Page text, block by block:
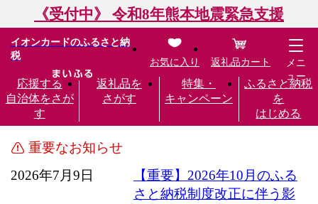
《受付中》 令和8年熊本地震緊急支援
イオンカードのふるさと納
税
応援する
自治体をさが
す
返礼品を
さがす
特集・
キャンペーン
ふるさと納税
を
はじめる
お気に入り 返礼品カート
メニ
ュー
重要なお知らせ
2026年7月9日
【重要】2026年10月のふる
さと納税制度改正に伴う影